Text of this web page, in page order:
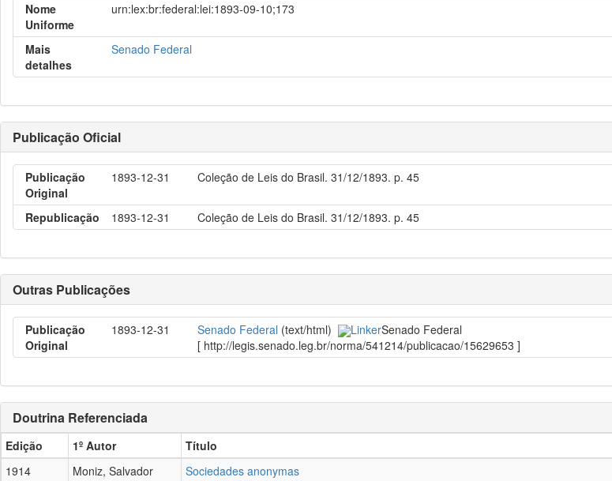
Nome
Uniforme
urn:lex:br:federal:lei:1893-09-10;173
Mais
detalhes
Senado Federal
Publicação Oficial
Publicação
Original
1893-12-31 Coleção de Leis do Brasil. 31/12/1893. p. 45
Republicação 1893-12-31 Coleção de Leis do Brasil. 31/12/1893. p. 45
Outras Publicações
Publicação
Original
1893-12-31 Senado Federal (text/html) LinkerSenado Federal
[ http://legis.senado.leg.br/norma/541214/publicacao/15629653 ]
Doutrina Referenciada
Edição 1º Autor Título
1914
Moniz, Salvador Sociedades anonymas